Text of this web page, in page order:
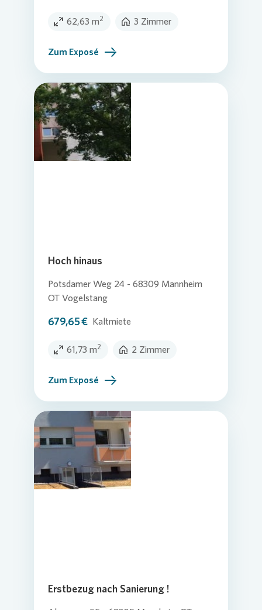
62,63 m2 3 Zimmer
Zum Exposé
Hoch hinaus
Potsdamer Weg 24 - 68309 Mannheim
OT Vogelstang
679,65 € Kaltmiete
61,73 m2 2 Zimmer
Zum Exposé
Erstbezug nach Sanierung !